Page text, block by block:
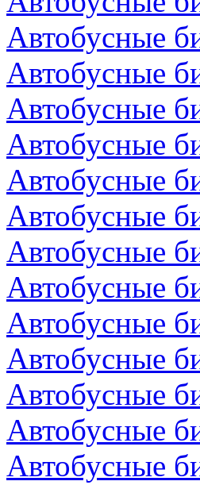
Автобусные
Автобусные
Автобусные
Автобусные
Автобусные
Автобусные
Автобусные
Автобусные
Автобусные
Автобусные
Автобусные
Автобусные
Автобусные